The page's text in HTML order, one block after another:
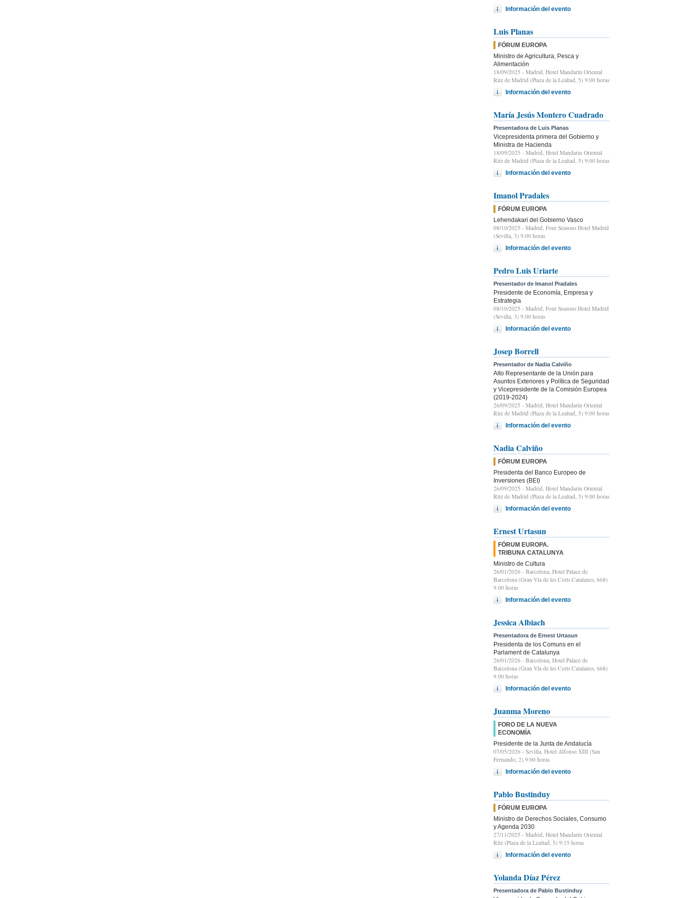
Información del evento
Luis Planas
FÓRUM EUROPA
Ministro de Agricultura, Pesca y
Alimentación
18/09/2025 - Madrid, Hotel Mandarin Oriental
Ritz de Madrid (Plaza de la Lealtad, 5) 9:00 horas
Información del evento
María Jesús Montero Cuadrado
Presentadora de Luis Planas
Vicepresidenta primera del Gobierno y
Ministra de Hacienda
18/09/2025 - Madrid, Hotel Mandarin Oriental
Ritz de Madrid (Plaza de la Lealtad, 5) 9:00 horas
Información del evento
Imanol Pradales
FÓRUM EUROPA
Lehendakari del Gobierno Vasco
08/10/2025 - Madrid, Four Seasons Hotel Madrid
(Sevilla, 3) 9.00 horas
Información del evento
Pedro Luis Uriarte
Presentador de Imanol Pradales
Presidente de Economía, Empresa y
Estrategia
08/10/2025 - Madrid, Four Seasons Hotel Madrid
(Sevilla, 3) 9.00 horas
Información del evento
Josep Borrell
Presentador de Nadia Calviño
Alto Representante de la Unión para
Asuntos Exteriores y Política de Seguridad
y Vicepresidente de la Comisión Europea
(2019-2024)
26/09/2025 - Madrid, Hotel Mandarin Oriental
Ritz de Madrid (Plaza de la Lealtad, 5) 9:00 horas
Información del evento
Nadia Calviño
FÓRUM EUROPA
Presidenta del Banco Europeo de
Inversiones (BEI)
26/09/2025 - Madrid, Hotel Mandarin Oriental
Ritz de Madrid (Plaza de la Lealtad, 5) 9:00 horas
Información del evento
Ernest Urtasun
FÓRUM EUROPA.
TRIBUNA CATALUNYA
Ministro de Cultura
26/01/2026 - Barcelona, Hotel Palace de
Barcelona (Gran Vía de les Corts Catalanes, 668)
9.00 horas
Información del evento
Jessica Albiach
Presentadora de Ernest Urtasun
Presidenta de los Comuns en el
Parlament de Catalunya
26/01/2026 - Barcelona, Hotel Palace de
Barcelona (Gran Vía de les Corts Catalanes, 668)
9.00 horas
Información del evento
Juanma Moreno
FORO DE LA NUEVA
ECONOMÍA
Presidente de la Junta de Andalucía
07/05/2026 - Sevilla, Hotel Alfonso XIII (San
Fernando, 2) 9:00 horas
Información del evento
Pablo Bustinduy
FÓRUM EUROPA
Ministro de Derechos Sociales, Consumo
y Agenda 2030
27/11/2025 - Madrid, Hotel Mandarin Oriental
Ritz (Plaza de la Lealtad, 5) 9:15 horas
Información del evento
Yolanda Díaz Pérez
Presentadora de Pablo Bustinduy